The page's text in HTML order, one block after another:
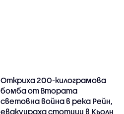
Откриха 200-килограмова
бомба от Втората
световна война в река Рейн,
евакуираха стотици в Кьолн